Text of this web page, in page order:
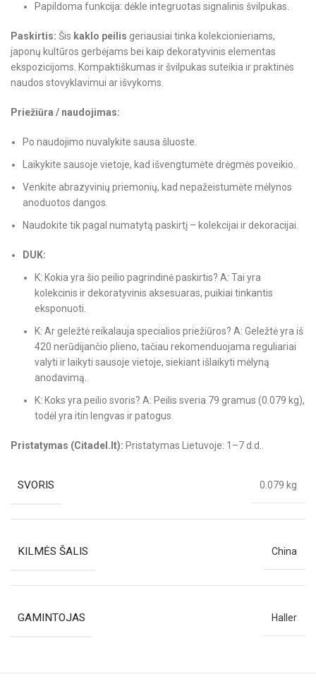
Papildoma funkcija: dėkle integruotas signalinis švilpukas.
Paskirtis: Šis kaklo peilis geriausiai tinka kolekcionieriams,
japonų kultūros gerbėjams bei kaip dekoratyvinis elementas
ekspozicijoms. Kompaktiškumas ir švilpukas suteikia ir praktinės
naudos stovyklavimui ar išvykoms.
Priežiūra / naudojimas:
Po naudojimo nuvalykite sausa šluoste.
Laikykite sausoje vietoje, kad išvengtumėte drėgmės poveikio.
Venkite abrazyvinių priemonių, kad nepažeistumėte mėlynos
anoduotos dangos.
Naudokite tik pagal numatytą paskirtį – kolekcijai ir dekoracijai.
DUK:
K: Kokia yra šio peilio pagrindinė paskirtis? A: Tai yra
kolekcinis ir dekoratyvinis aksesuaras, puikiai tinkantis
eksponuoti.
K: Ar geležtė reikalauja specialios priežiūros? A: Geležtė yra iš
420 nerūdijančio plieno, tačiau rekomenduojama reguliariai
valyti ir laikyti sausoje vietoje, siekiant išlaikyti mėlyną
anodavimą.
K: Koks yra peilio svoris? A: Peilis sveria 79 gramus (0.079 kg),
todėl yra itin lengvas ir patogus.
Pristatymas (Citadel.lt): Pristatymas Lietuvoje: 1–7 d.d.
SVORIS 0.079 kg
KILMĖS ŠALIS China
GAMINTOJAS Haller